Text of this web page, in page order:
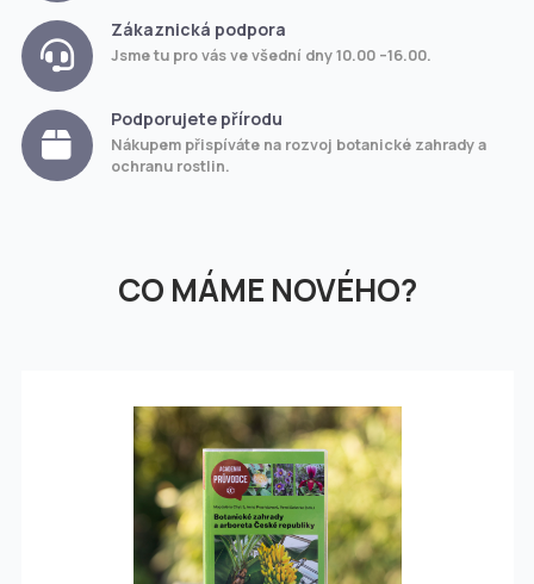
Zákaznická podpora
Jsme tu pro vás ve všední dny 10.00 –16.00.
Podporujete přírodu
Nákupem přispíváte na rozvoj botanické zahrady a
ochranu rostlin.
CO MÁME NOVÉHO?